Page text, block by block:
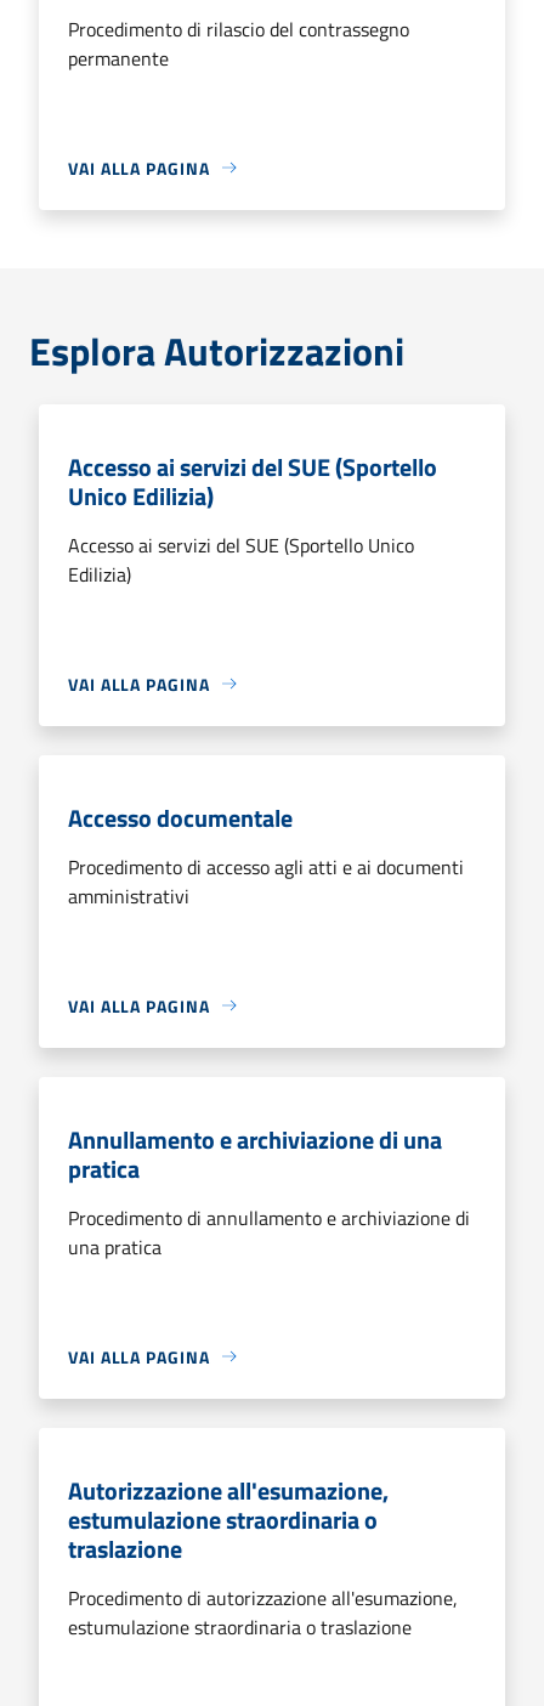
Procedimento di rilascio del contrassegno
permanente
VAI ALLA PAGINA
Esplora Autorizzazioni
Accesso ai servizi del SUE (Sportello
Unico Edilizia)
Accesso ai servizi del SUE (Sportello Unico
Edilizia)
VAI ALLA PAGINA
Accesso documentale
Procedimento di accesso agli atti e ai documenti
amministrativi
VAI ALLA PAGINA
Annullamento e archiviazione di una
pratica
Procedimento di annullamento e archiviazione di
una pratica
VAI ALLA PAGINA
Autorizzazione all'esumazione,
estumulazione straordinaria o
traslazione
Procedimento di autorizzazione all'esumazione,
estumulazione straordinaria o traslazione